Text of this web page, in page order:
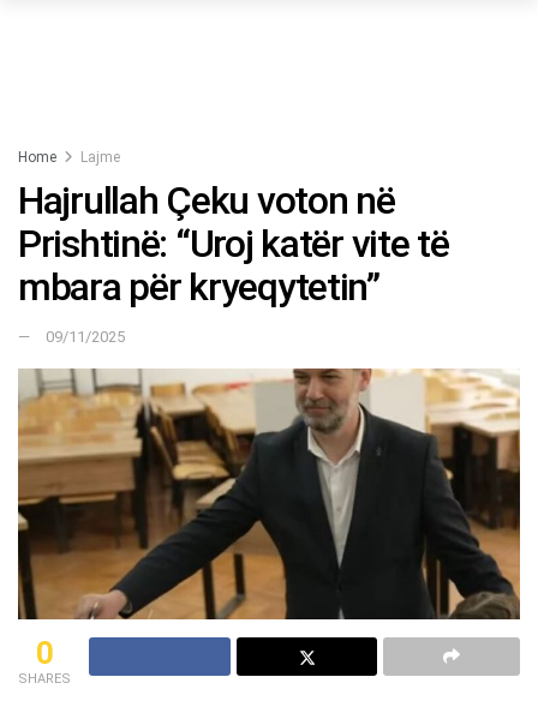
Home Lajme
Hajrullah Çeku voton në
Prishtinë: “Uroj katër vite të
mbara për kryeqytetin”
09/11/2025
0
SHARES